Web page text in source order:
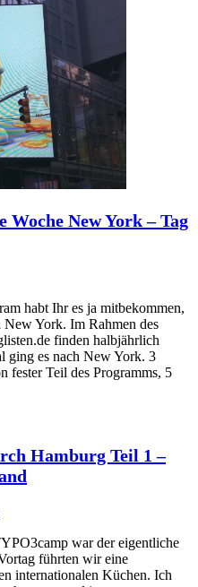
Woche New York – Tag
habt Ihr es ja mitbekommen,
York. Im Rahmen des
finden halbjährlich
ging es nach New York. 3
fester Teil des Programms, 5
Hamburg Teil 1 –
war der eigentliche
führten wir eine
internationalen Küchen. Ich